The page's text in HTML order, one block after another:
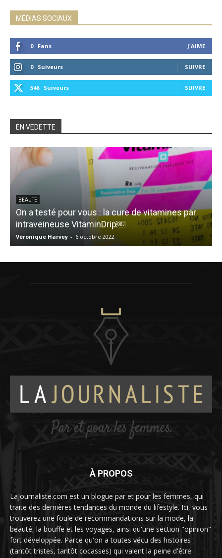
MÉDIAS SOCIAUX
0 Fans J'AIME
0 Suiveurs SUIVRE
546 Suiveurs SUIVRE
EN VEDETTE
BEAUTÉ
On a testé pour vous : la cure de vitamines par
intraveineuse VitaminDrip￼
Véronique Harvey - 6 octobre 2022
À PROPOS
LaJournaliste.com est un blogue par et pour les femmes, qui
traite des dernières tendances du monde du lifestyle. Ici, vous
trouverez une foule de recommandations sur la mode, la
beauté, la bouffe et les voyages, ainsi qu'une section "opinion"
fort développée. Parce qu'on a toutes vécu des histoires
(tantôt tristes, tantôt cocasses) qui valent la peine d'être